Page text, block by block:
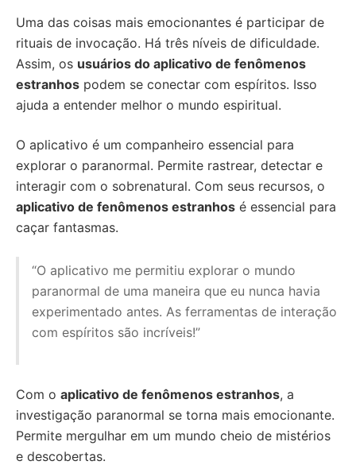
Uma das coisas mais emocionantes é participar de
rituais de invocação. Há três níveis de dificuldade.
Assim, os usuários do aplicativo de fenômenos
estranhos podem se conectar com espíritos. Isso
ajuda a entender melhor o mundo espiritual.
O aplicativo é um companheiro essencial para
explorar o paranormal. Permite rastrear, detectar e
interagir com o sobrenatural. Com seus recursos, o
aplicativo de fenômenos estranhos é essencial para
caçar fantasmas.
“O aplicativo me permitiu explorar o mundo
paranormal de uma maneira que eu nunca havia
experimentado antes. As ferramentas de interação
com espíritos são incríveis!”
Com o aplicativo de fenômenos estranhos, a
investigação paranormal se torna mais emocionante.
Permite mergulhar em um mundo cheio de mistérios
e descobertas.